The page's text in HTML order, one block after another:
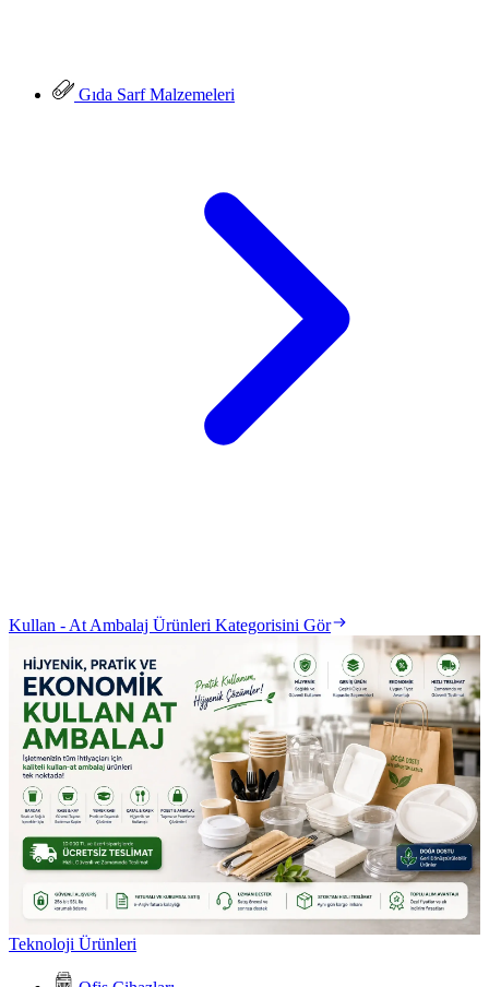
Gıda Sarf Malzemeleri
Kullan - At Ambalaj Ürünleri Kategorisini Gör
Teknoloji Ürünleri